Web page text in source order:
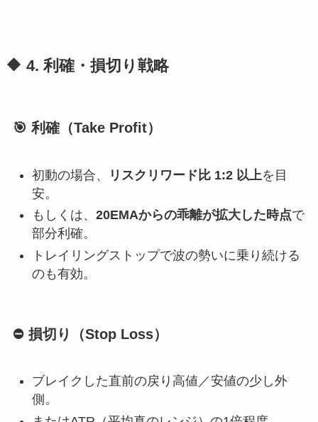
🔶 4. 利確・損切り戦略
🎯 利確（Take Profit）
初動の場合、 リスクリワード比 1:2 以上を目
安。
もしくは、 20EMAからの乖離が拡大した時点で
部分利確。
トレイリングストップで波の勢いに乗り続ける
のも有効。
⛔ 損切り（Stop Loss）
ブレイクした直前の戻り高値／安値の少し外
側。